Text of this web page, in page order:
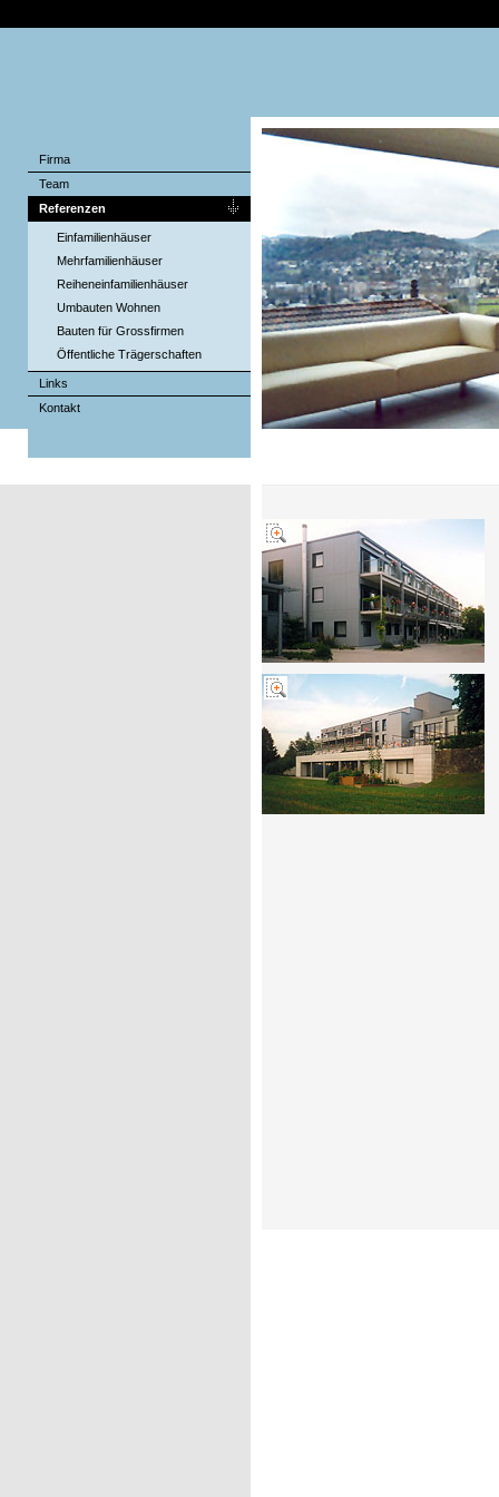
Firma
Team
Referenzen
Einfamilienhäuser
Mehrfamilienhäuser
Reiheneinfamilienhäuser
Umbauten Wohnen
Bauten für Grossfirmen
Öffentliche Trägerschaften
Links
Kontakt